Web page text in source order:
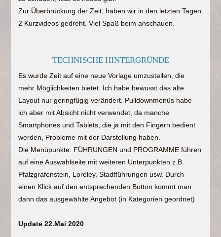
Zur Überbrückung der Zeit, haben wir in den letzten Tagen
2 Kurzvideos gedreht. Viel Spaß beim anschauen.
TECHNISCHE HINTERGRÜNDE
Es wurde Zeit auf eine neue Vorlage umzustellen, die
mehr Möglichkeiten bietet. Ich habe bewusst das alte
Layout nur geringfügig verändert. Pulldownmenüs habe
ich aber mit Absicht nicht verwendet, da manche
Smartphones und Tablets, die ja mit den Fingern bedient
werden, Probleme mit der Darstellung haben.
Die Menüpunkte: FÜHRUNGEN und PROGRAMME führen
auf eine Auswahlseite mit weiteren Unterpunkten z.B.
Pfalzgrafenstein, Loreley, Stadtführungen usw. Durch
einen Klick auf den entsprechenden Button kommt man
dann das ausgewählte Angebot (in Kategorien geordnet)
Update 22.Mai 2020